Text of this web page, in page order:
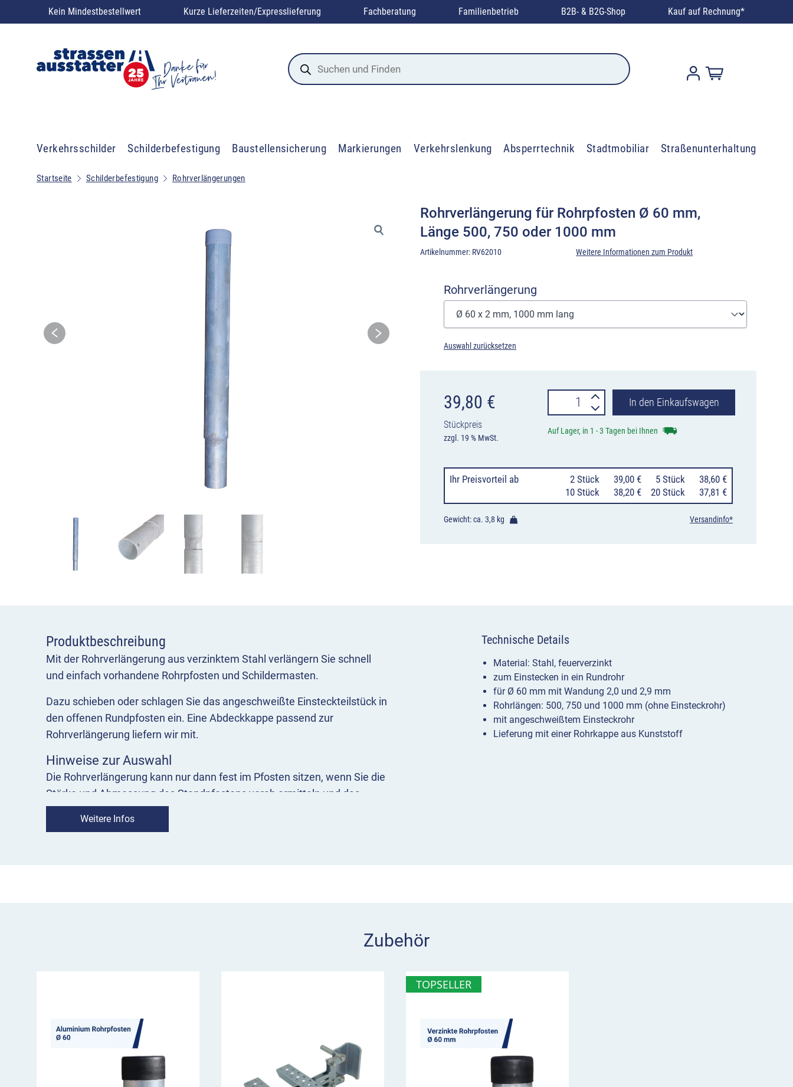
Kein Mindestbestellwert Kurze Lieferzeiten/Expresslieferung Fachberatung Familienbetrieb B2B- & B2G-Shop Kauf auf Rechnung*
Products
search
Verkehrsschilder Schilderbefestigung Baustellensicherung Markierungen Verkehrslenkung Absperrtechnik Stadtmobiliar Straßenunterhaltung
Startseite Schilderbefestigung Rohrverlängerungen
Rohrverlängerung für Rohrpfosten Ø 60 mm,
Länge 500, 750 oder 1000 mm
Artikelnummer: RV62010 Weitere Informationen zum Produkt
Rohrverlängerung
Auswahl zurücksetzen
39,80 €
Stückpreis
zzgl. 19 % MwSt.
Rohrverlängerung
für
Ø
mm,
mm
Menge
In den Einkaufswagen
Auf Lager, in 1 - 3 Tagen bei Ihnen
Ihr Preisvorteil ab 2 Stück 39,00 € 5 Stück
38,60 €
10 Stück
38,20 € 20 Stück 37,81 €
Gewicht: ca. 3,8 kg Versandinfo*
Produktbeschreibung
Mit der Rohrverlängerung aus verzinktem Stahl verlängern Sie schnell
und einfach vorhandene Rohrpfosten und Schildermasten.
Dazu schieben oder schlagen Sie das angeschweißte Einsteckteilstück in
den offenen Rundpfosten ein. Eine Abdeckkappe passend zur
Rohrverlängerung liefern wir mit.
Hinweise zur Auswahl
Die Rohrverlängerung kann nur dann fest im Pfosten sitzen, wenn Sie die
Stärke und Abmessung des Standpfostens vorab ermitteln und das
Verlängerungsrohr entsprechend auswählen.
Erhältlich ist die Rohrverlängerung für Ø 60 mm in Längen von 500, 750
Weitere Infos
Technische Details
Material: Stahl, feuerverzinkt
zum Einstecken in ein Rundrohr
für Ø 60 mm mit Wandung 2,0 und 2,9 mm
Rohrlängen: 500, 750 und 1000 mm (ohne Einsteckrohr)
mit angeschweißtem Einsteckrohr
Lieferung mit einer Rohrkappe aus Kunststoff
Zubehör
TOPSELLER